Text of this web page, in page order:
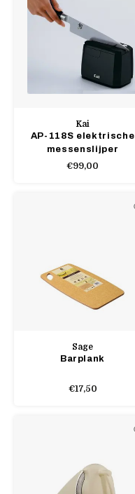
Kai
AP-118S elektrische
messenslijper
€99,00
Sage
Barplank
€17,50